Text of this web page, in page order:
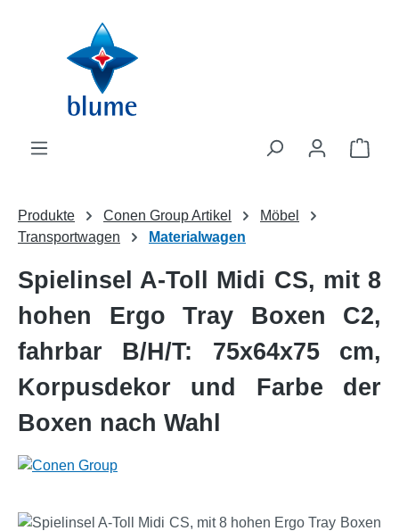
Zum Hauptinhalt springen
Produkte Conen Group Artikel
Möbel
Transportwagen
Materialwagen
Spielinsel A-Toll Midi CS, mit 8
hohen Ergo Tray Boxen C2,
fahrbar B/H/T: 75x64x75 cm,
Korpusdekor und Farbe der
Boxen nach Wahl
Bildergalerie überspringen